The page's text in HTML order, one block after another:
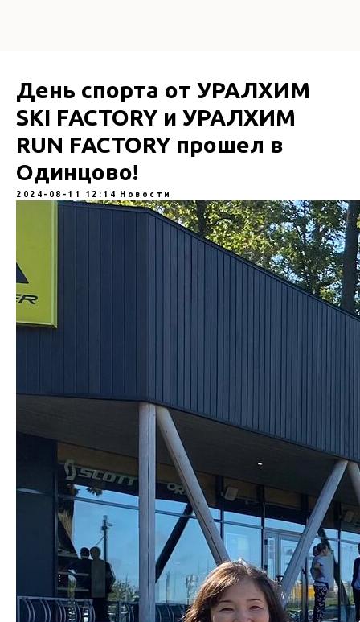
День спорта от УРАЛХИМ
SKI FACTORY и УРАЛХИМ
RUN FACTORY прошел в
Одинцово!
2024-08-11 12:14 Новости